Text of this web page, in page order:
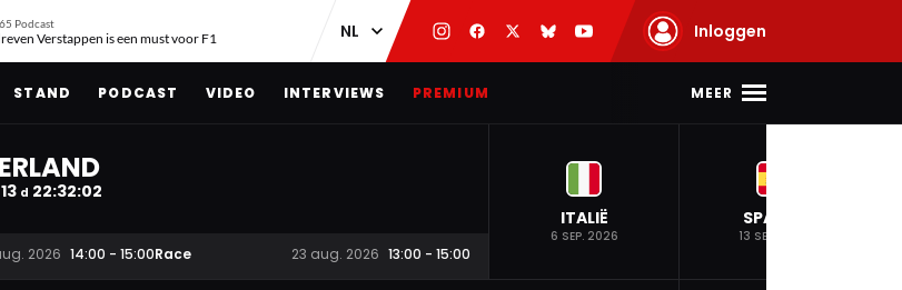
Podcast
Verstappen is een must voor F1 Inloggen
STAND PODCAST VIDEO INTERVIEWS PREMIUM MEER
13 d 22:32:01
2026 14:00 - 15:00Race 23 aug. 2026 13:00 - 15:00
ITALIË
6 SEP. 2026
SPANJE
13 SEP. 2026